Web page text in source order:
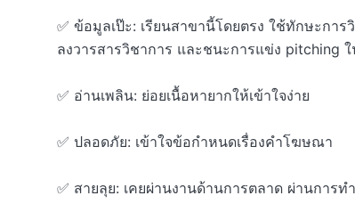
✅ ข้อมูลเป๊ะ: เรียนสาขานี้โดยตรง ใช้ทักษะกา
ลงวารสารวิชาการ และชนะการแข่ง pitching
✅ อ่านเพลิน: ย่อยเนื้อหายากให้เข้าใจง่าย
✅ ปลอดภัย: เข้าใจข้อกำหนดเรื่องคำโฆษณา
✅ สายลุย: เคยผ่านงานด้านการตลาด ผ่านการ